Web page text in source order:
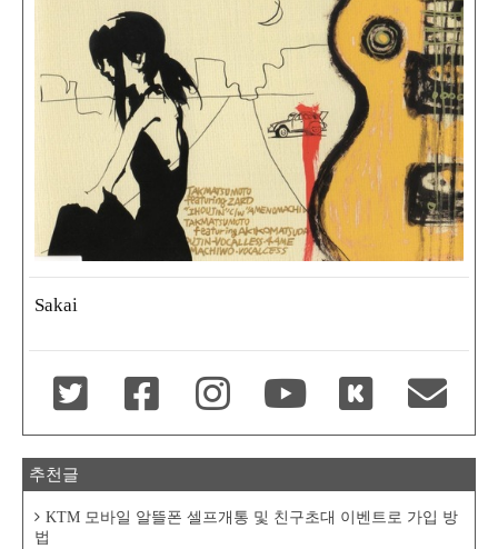
Sakai
추천글
KTM 모바일 알뜰폰 셀프개통 및 친구초대 이벤트로 가입 방
법